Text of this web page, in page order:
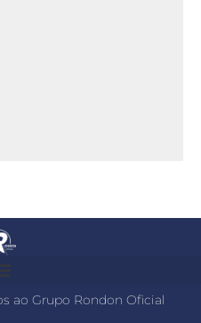
ao Grupo Rondon Oficial